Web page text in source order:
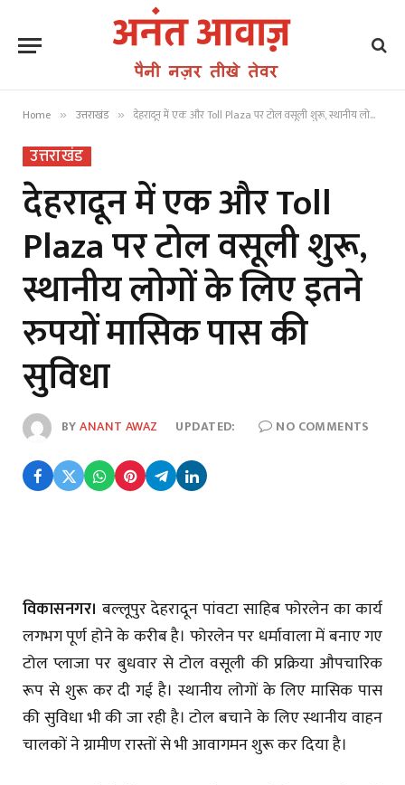
Home » उत्तराखंड » देहरादून में एक और Toll Plaza पर टोल वसूली शुरू, स्थानीय लोगों के लिए इतने रुपयों मासिक पास की सुविधा
उत्तराखंड
देहरादून में एक और Toll
Plaza पर टोल वसूली शुरू,
स्थानीय लोगों के लिए इतने
रुपयों मासिक पास की
सुविधा
BYANANT AWAZ UPDATED: NO COMMENTS
विकासनगर। बल्लूपुर देहरादून पांवटा साहिब फोरलेन का कार्य
लगभग पूर्ण होने के करीब है। फोरलेन पर धर्मावाला में बनाए गए
टोल प्लाजा पर बुधवार से टोल वसूली की प्रक्रिया औपचारिक
रूप से शुरू कर दी गई है। स्थानीय लोगों के लिए मासिक पास
की सुविधा भी की जा रही है। टोल बचाने के लिए स्थानीय वाहन
चालकों ने ग्रामीण रास्तों से भी आवागमन शुरू कर दिया है।